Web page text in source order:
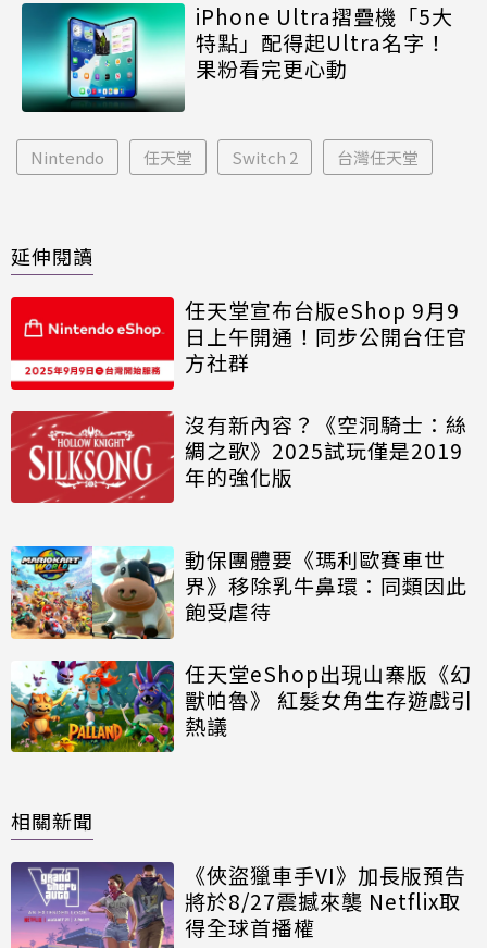
iPhone Ultra摺疊機「5大
特點」配得起Ultra名字！
果粉看完更心動
Nintendo 任天堂 Switch 2 台灣任天堂
延伸閱讀
任天堂宣布台版eShop 9月9
日上午開通！同步公開台任官
方社群
沒有新內容？《空洞騎士：絲
綢之歌》2025試玩僅是2019
年的強化版
動保團體要《瑪利歐賽車世
界》移除乳牛鼻環：同類因此
飽受虐待
任天堂eShop出現山寨版《幻
獸帕魯》 紅髮女角生存遊戲引
熱議
相關新聞
《俠盜獵車手VI》加長版預告
將於8/27震撼來襲 Netflix取
得全球首播權